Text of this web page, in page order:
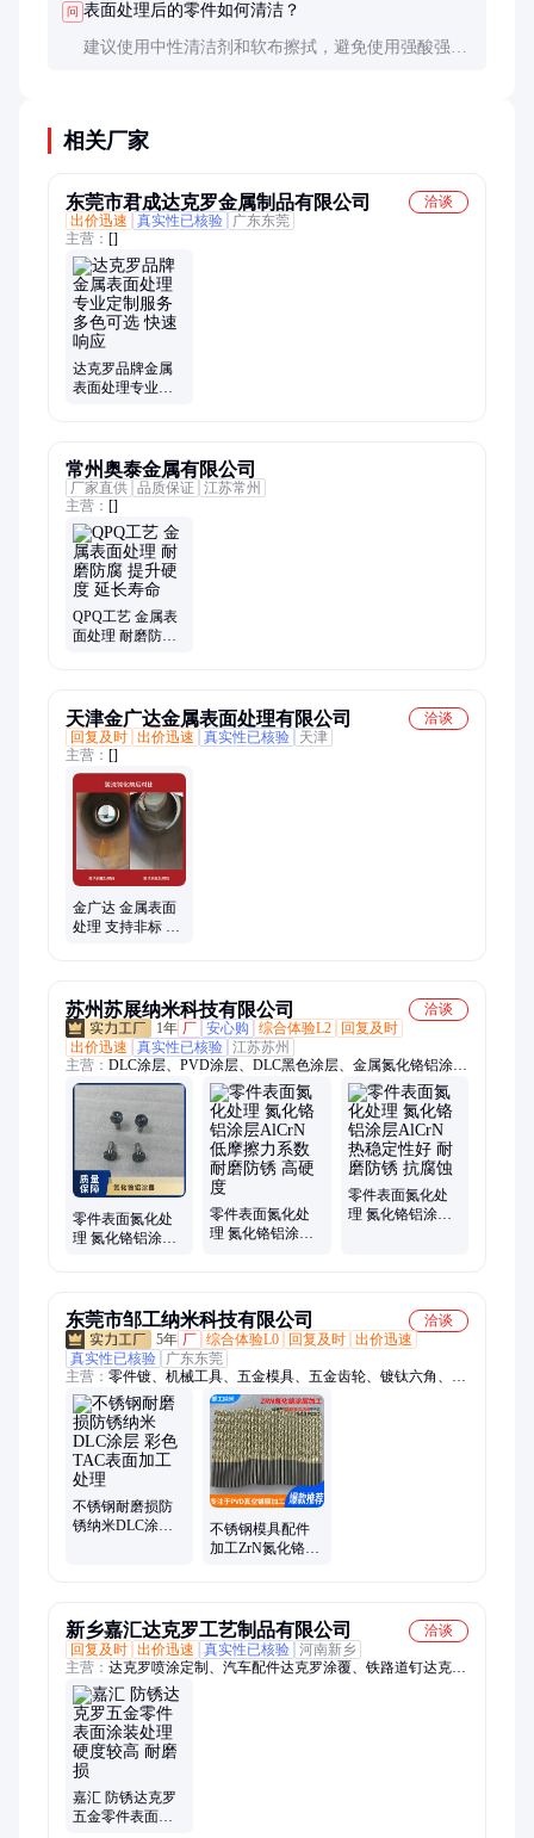
问 表面处理后的零件如何清洁？
建议使用中性清洁剂和软布擦拭，避免使用强酸强碱
相关厂家
东莞市君成达克罗金属制品有限公司
洽谈
出价迅速
真实性已核验
广东东莞
主营： []
达克罗品牌金属
表面处理专业定
常州奥泰金属有限公司
厂家直供 品质保证 江苏常州
主营： []
QPQ工艺 金属表
面处理 耐磨防腐
天津金广达金属表面处理有限公司
洽谈
回复及时 出价迅速 真实性已核验
天津
主营： []
金广达 金属表面
处理 支持非标 钢
苏州苏展纳米科技有限公司
洽谈
1年 厂 安心购 综合体验L2
回复及时
出价迅速
真实性已核验 江苏苏州
主营： DLC涂层、PVD涂层、DLC黑色涂层、金属氮化铬铝涂
层、加硬DLC涂层加工、理氮化铬铝涂层AIC、不锈钢模具镀
膜、零件表面氮化处理、铝件镀膜、dlc纳米涂层、氮化钛涂层、
金刚石类涂层
零件表面氮化处
理 氮化铬铝涂层
零件表面氮化处
理 氮化铬铝涂层
零件表面氮化处
理 氮化铬铝涂层
东莞市邹工纳米科技有限公司
洽谈
5年 厂 综合体验L0 回复及时 出价迅速
真实性已核验
广东东莞
主营： 零件镀、机械工具、五金模具、五金齿轮、镀钛六角、配
件表面、铣刀高铝、拉丝模具、模具涂层、零件涂层、氮化铝
钛、刀具镀钛、模具金属、齿轮镀钛、零件电镀、涂层镀膜、汽
车零件、真空镀膜、五金表面、表面涂层、钨钢铣刀、镀钛钻
头、真空镀钛、汽车模具、镀膜镀钛
不锈钢耐磨损防
锈纳米DLC涂层
不锈钢模具配件
加工ZrN氮化铬涂
新乡嘉汇达克罗工艺制品有限公司
洽谈
回复及时 出价迅速 真实性已核验 河南新乡
主营： 达克罗喷涂定制、汽车配件达克罗涂覆、铁路道钉达克罗
加工、锌铬膜涂层法兰、零件表面达克罗涂覆、达克罗涂覆、达
克罗涂层加工
嘉汇 防锈达克罗
五金零件表面涂